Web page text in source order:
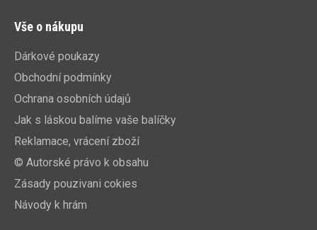
Vše o nákupu
Dárkové poukazy
Obchodní podmínky
Ochrana osobních údajů
Jak s láskou balíme vaše balíčky
Reklamace, vrácení zboží
© Autorské právo k obsahu
Zásady pouzivani cokies
Návody k hrám